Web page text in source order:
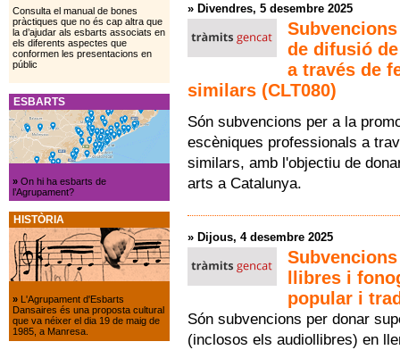
» Divendres, 5 desembre 2025
de difusió
a través de
similars (CLT080)
Són subvencions per a la
escèniques professionals a
similars, amb l'objectiu de
arts a Catalunya.
» Dijous, 4 desembre 2025
llibres i
popular i
Són subvencions per donar
(inclosos els audiollibres) en
Consulta el manual de bones
pràctiques que no és cap altra que
la d’ajudar als esbarts associats en
els diferents aspectes que
conformen les presentacions en
públic
ESBARTS
»On hi ha esbarts de
l’Agrupament?
HISTÒRIA
» L'Agrupament d'Esbarts
Dansaires és una proposta cultural
que va néixer el dia 19 de maig de
1985, a Manresa.